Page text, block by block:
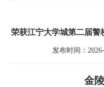
荣获江宁大学城第二届警
发布时间：
金